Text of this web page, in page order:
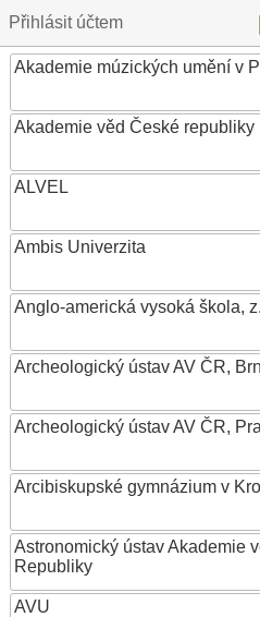
Přihlásit účtem
Akademie múzických umění v
Akademie věd České republiky
ALVEL
Ambis Univerzita
Anglo-americká vysoká škola,
Archeologický ústav AV ČR,
Archeologický ústav AV ČR,
Arcibiskupské gymnázium v
Astronomický ústav Akademie
Republiky
AVU